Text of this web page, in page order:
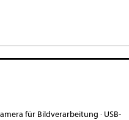
für Bildverarbeitung · USB-